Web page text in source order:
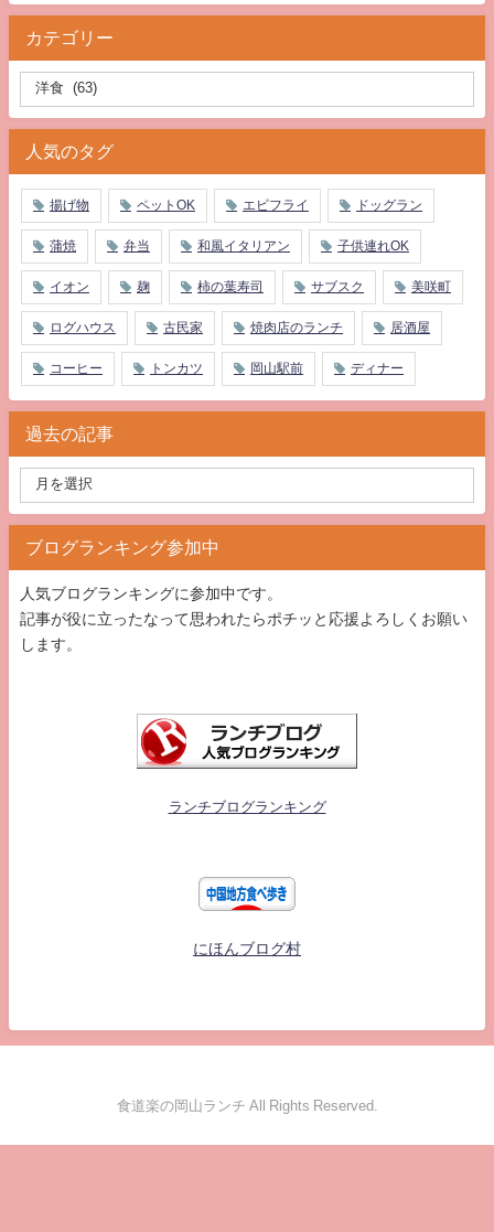
カテゴリー
人気のタグ
揚げ物 ペットOK エビフライ ドッグラン
蒲焼 弁当 和風イタリアン 子供連れOK
イオン 麹 柿の葉寿司 サブスク 美咲町
ログハウス 古民家 焼肉店のランチ 居酒屋
コーヒー トンカツ 岡山駅前 ディナー
過去の記事
ブログランキング参加中
人気ブログランキングに参加中です。
記事が役に立ったなって思われたらポチッと応援よろしくお願い
します。
ランチブログランキング
にほんブログ村
食道楽の岡山ランチ All Rights Reserved.